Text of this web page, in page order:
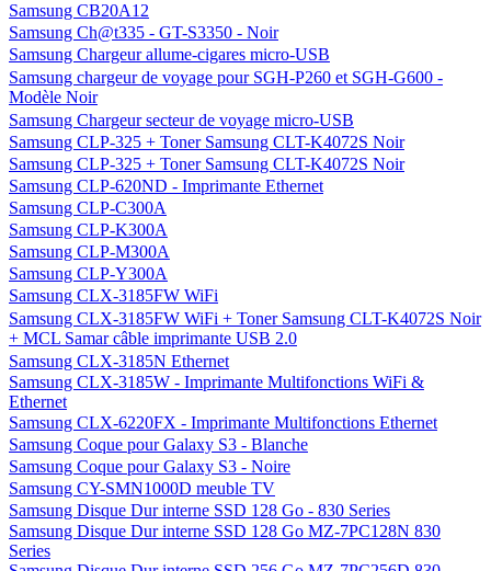
Samsung CB20A12
Samsung Ch@t335 - GT-S3350 - Noir
Samsung Chargeur allume-cigares micro-USB
Samsung chargeur de voyage pour SGH-P260 et SGH-G600 -
Modèle Noir
Samsung Chargeur secteur de voyage micro-USB
Samsung CLP-325 + Toner Samsung CLT-K4072S Noir
Samsung CLP-325 + Toner Samsung CLT-K4072S Noir
Samsung CLP-620ND - Imprimante Ethernet
Samsung CLP-C300A
Samsung CLP-K300A
Samsung CLP-M300A
Samsung CLP-Y300A
Samsung CLX-3185FW WiFi
Samsung CLX-3185FW WiFi + Toner Samsung CLT-K4072S Noir
+ MCL Samar câble imprimante USB 2.0
Samsung CLX-3185N Ethernet
Samsung CLX-3185W - Imprimante Multifonctions WiFi &
Ethernet
Samsung CLX-6220FX - Imprimante Multifonctions Ethernet
Samsung Coque pour Galaxy S3 - Blanche
Samsung Coque pour Galaxy S3 - Noire
Samsung CY-SMN1000D meuble TV
Samsung Disque Dur interne SSD 128 Go - 830 Series
Samsung Disque Dur interne SSD 128 Go MZ-7PC128N 830
Series